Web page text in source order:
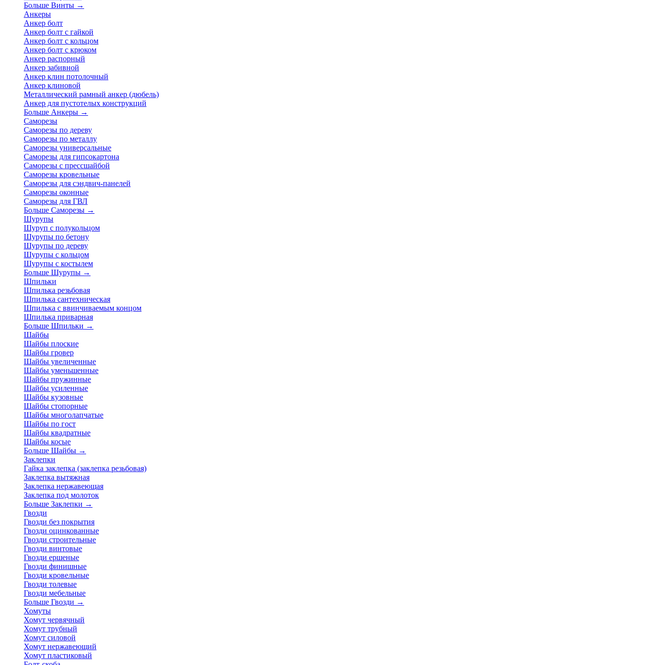
Больше Винты →
Анкеры
Анкер болт
Анкер болт с гайкой
Анкер болт с кольцом
Анкер болт с крюком
Анкер распорный
Анкер забивной
Анкер клин потолочный
Анкер клиновой
Металлический рамный анкер (дюбель)
Анкер для пустотелых конструкций
Больше Анкеры →
Саморезы
Саморезы по дереву
Саморезы по металлу
Саморезы универсальные
Саморезы для гипсокартона
Саморезы с прессшайбой
Саморезы кровельные
Саморезы для сэндвич-панелей
Саморезы оконные
Саморезы для ГВЛ
Больше Саморезы →
Шурупы
Шуруп с полукольцом
Шурупы по бетону
Шурупы по дереву
Шурупы с кольцом
Шурупы с костылем
Больше Шурупы →
Шпильки
Шпилька резьбовая
Шпилька сантехническая
Шпилька с ввинчиваемым концом
Шпилька приварная
Больше Шпильки →
Шайбы
Шайбы плоские
Шайбы гровер
Шайбы увеличенные
Шайбы уменьшенные
Шайбы пружинные
Шайбы усиленные
Шайбы кузовные
Шайбы стопорные
Шайбы многолапчатые
Шайбы по гост
Шайбы квадратные
Шайбы косые
Больше Шайбы →
Заклепки
Гайка заклепка (заклепка резьбовая)
Заклепка вытяжная
Заклепка нержавеющая
Заклепка под молоток
Больше Заклепки →
Гвозди
Гвозди без покрытия
Гвозди оцинкованные
Гвозди строительные
Гвозди винтовые
Гвозди ершеные
Гвозди финишные
Гвозди кровельные
Гвозди толевые
Гвозди мебельные
Больше Гвозди →
Хомуты
Хомут червячный
Хомут трубный
Хомут силовой
Хомут нержавеющий
Хомут пластиковый